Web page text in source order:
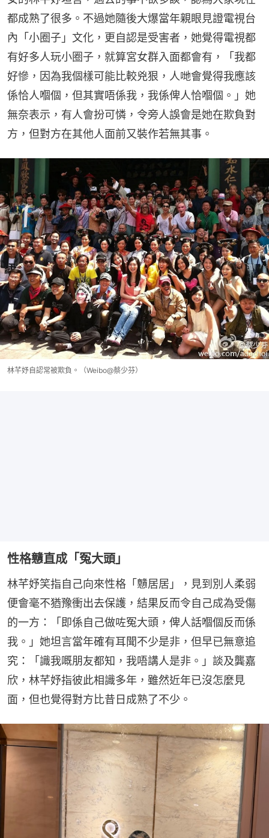
都成熟了很多。不過她隨後大爆當年親眼見證電視台
內「小圈子」文化，更自認是受害者，她覺得電視都
有好多人玩小圈子，就算宮女群入面都會有，「我都
好慘，因為我個樣可能比較兇狠，人哋會覺得我應該
係恰人嗰個，但其實唔係我，我係俾人恰嗰個。」她
無奈表示，有人會扮可憐，令旁人誤會是她在欺負對
方，但對方在其他人面前又裝作若無其事。
林芊妤自認常被欺負。（Weibo@蔡少芬）
性格戇直成「冤大頭」
林芊妤笑指自己向來性格「戇居居」，見到別人柔弱
便會毫不猶豫衝出去保護，結果反而令自己成為受傷
的一方：「即係自己做咗冤大頭，俾人話嗰個反而係
我。」她坦言當年確有耳聞不少是非，但早已無意追
究：「識我嘅朋友都知，我唔講人是非。」談及龔嘉
欣，林芊妤指彼此相識多年，雖然近年已沒怎麼見
面，但也覺得對方比昔日成熟了不少。